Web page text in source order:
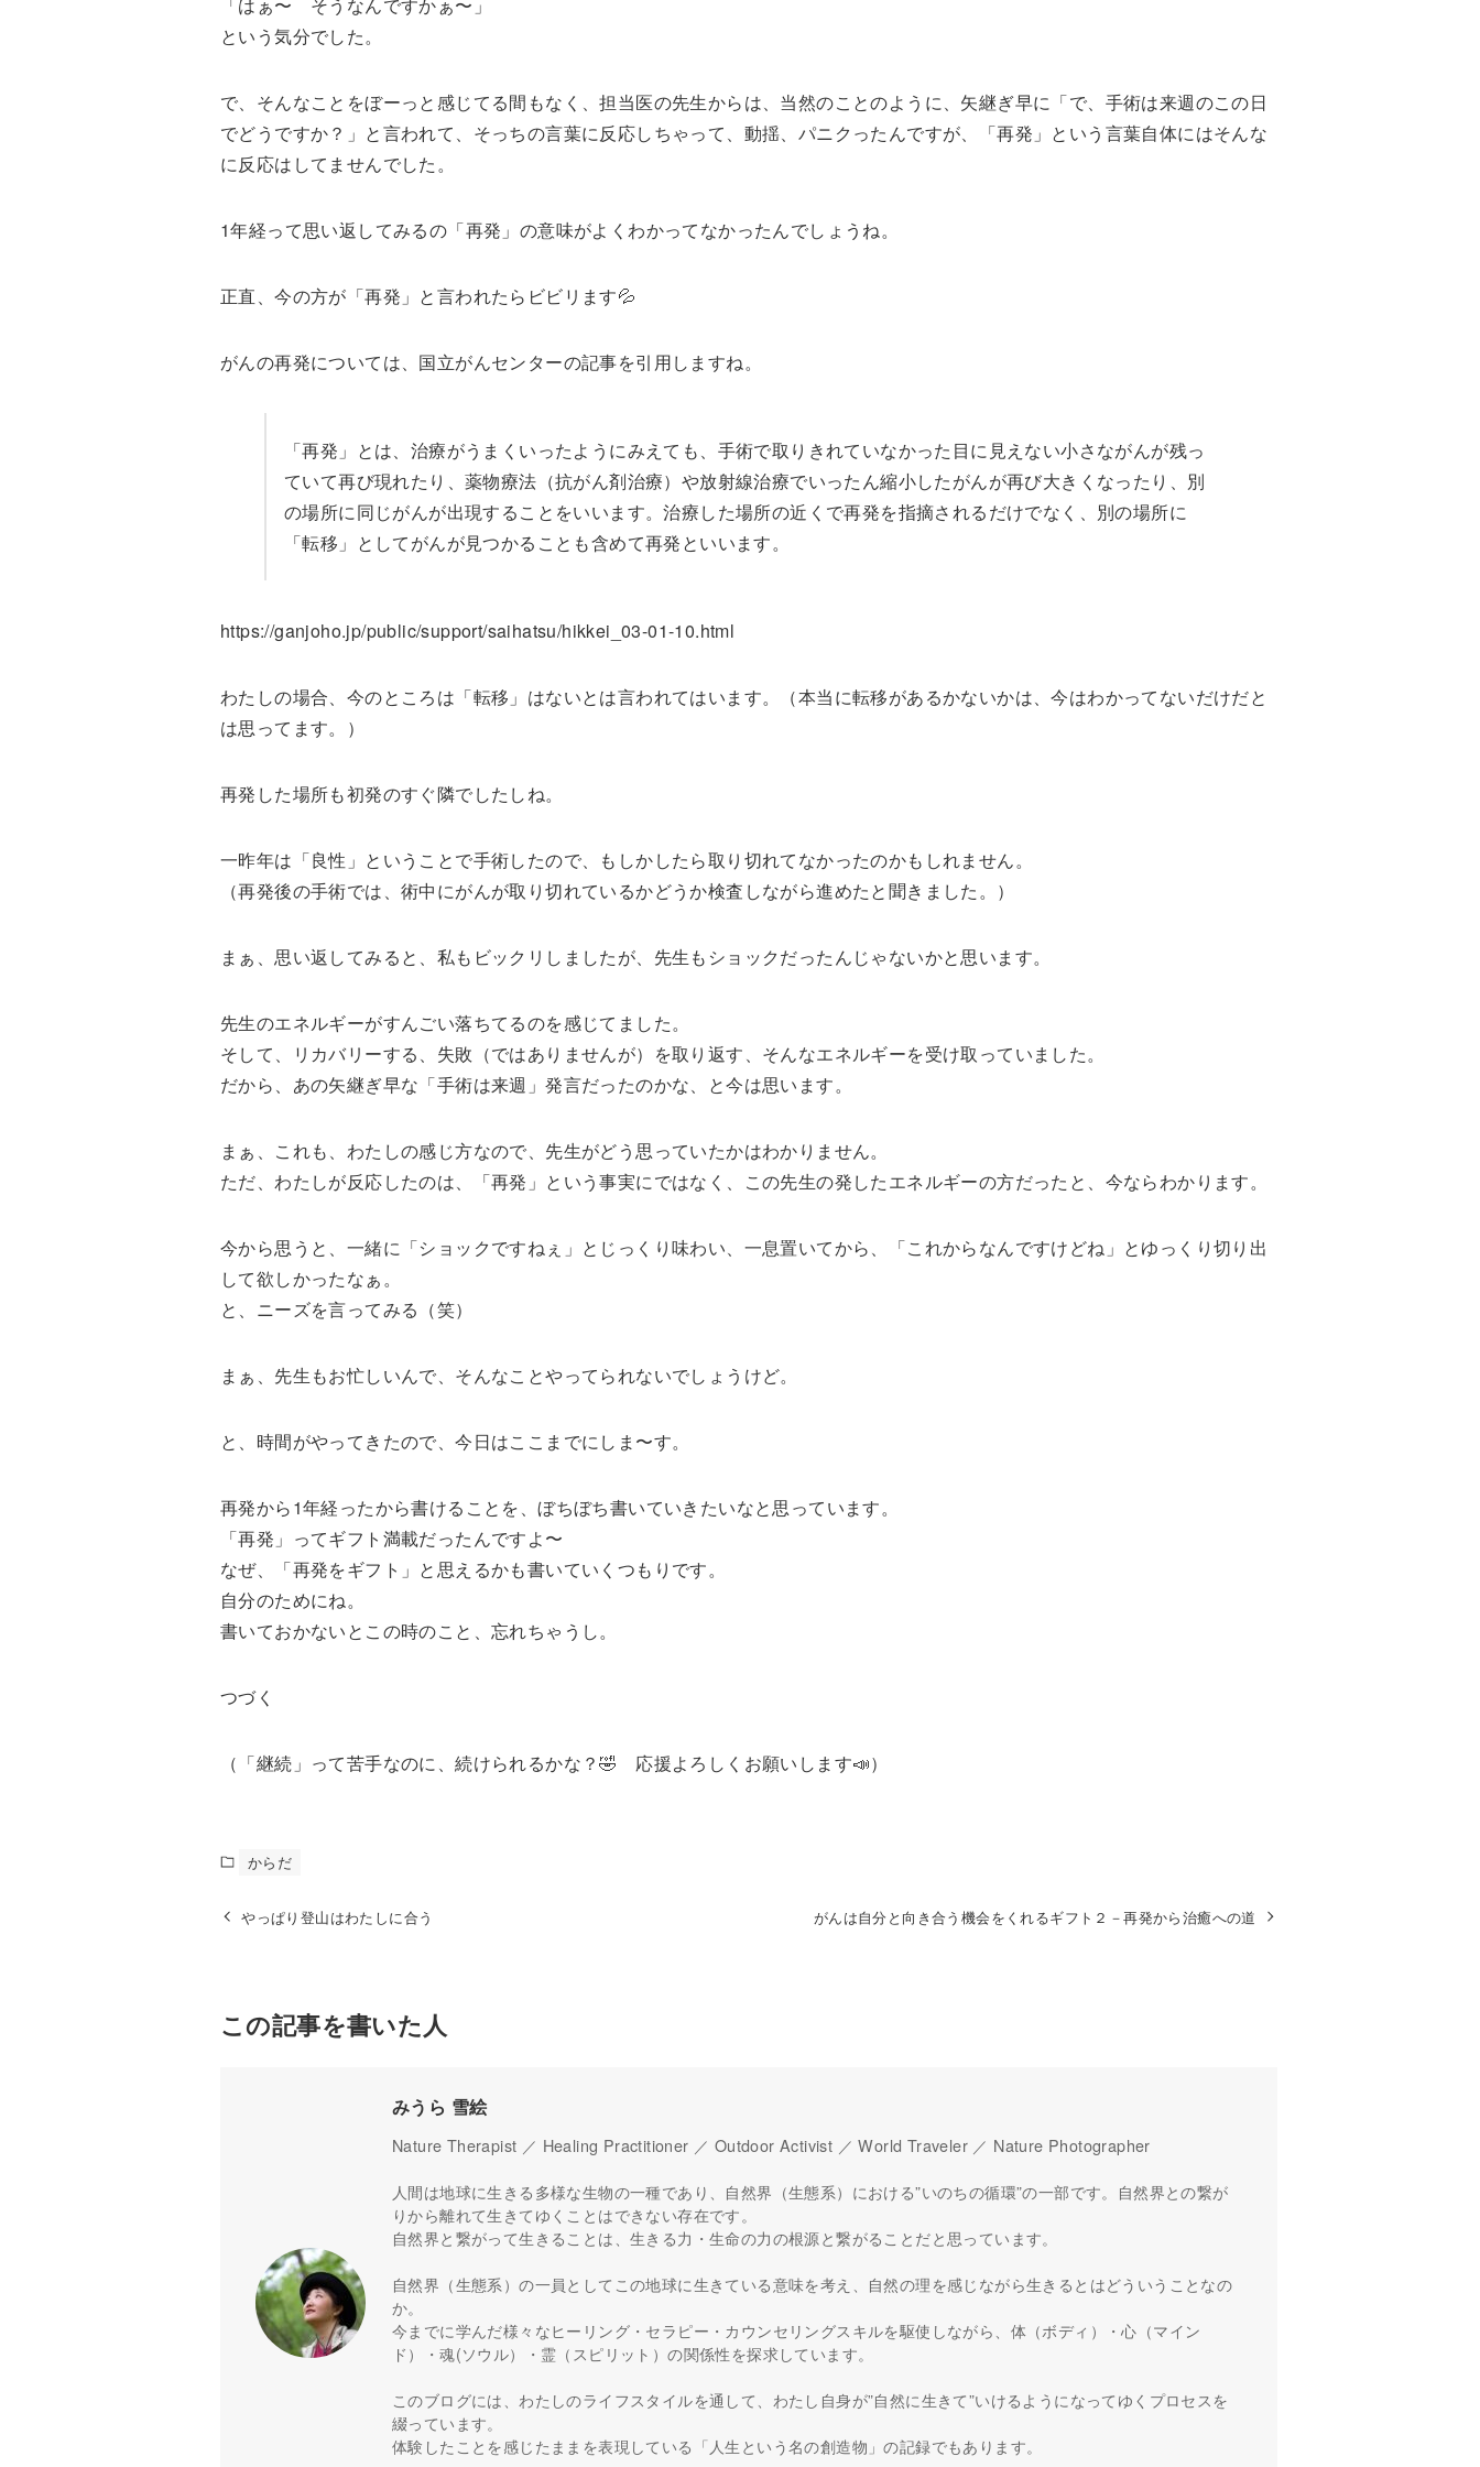
という気分でした。
で、そんなことをぼーっと感じてる間もなく、担当医の先生からは、当然のことのように、矢継ぎ早に「で、手術は来週のこの日
でどうですか？」と言われて、そっちの言葉に反応しちゃって、動揺、パニクったんですが、「再発」という言葉自体にはそんな
に反応はしてませんでした。
1年経って思い返してみるの「再発」の意味がよくわかってなかったんでしょうね。
正直、今の方が「再発」と言われたらビビリます💦
がんの再発については、国立がんセンターの記事を引用しますね。
「再発」とは、治療がうまくいったようにみえても、手術で取りきれていなかった目に見えない小さながんが残っ
ていて再び現れたり、薬物療法（抗がん剤治療）や放射線治療でいったん縮小したがんが再び大きくなったり、別
の場所に同じがんが出現することをいいます。治療した場所の近くで再発を指摘されるだけでなく、別の場所に
「転移」としてがんが見つかることも含めて再発といいます。
https://ganjoho.jp/public/support/saihatsu/hikkei_03-01-10.html
わたしの場合、今のところは「転移」はないとは言われてはいます。（本当に転移があるかないかは、今はわかってないだけだと
は思ってます。）
再発した場所も初発のすぐ隣でしたしね。
一昨年は「良性」ということで手術したので、もしかしたら取り切れてなかったのかもしれません。
（再発後の手術では、術中にがんが取り切れているかどうか検査しながら進めたと聞きました。）
まぁ、思い返してみると、私もビックリしましたが、先生もショックだったんじゃないかと思います。
先生のエネルギーがすんごい落ちてるのを感じてました。
そして、リカバリーする、失敗（ではありませんが）を取り返す、そんなエネルギーを受け取っていました。
だから、あの矢継ぎ早な「手術は来週」発言だったのかな、と今は思います。
まぁ、これも、わたしの感じ方なので、先生がどう思っていたかはわかりません。
ただ、わたしが反応したのは、「再発」という事実にではなく、この先生の発したエネルギーの方だったと、今ならわかります。
今から思うと、一緒に「ショックですねぇ」とじっくり味わい、一息置いてから、「これからなんですけどね」とゆっくり切り出
して欲しかったなぁ。
と、ニーズを言ってみる（笑）
まぁ、先生もお忙しいんで、そんなことやってられないでしょうけど。
と、時間がやってきたので、今日はここまでにしま〜す。
再発から1年経ったから書けることを、ぼちぼち書いていきたいなと思っています。
「再発」ってギフト満載だったんですよ〜
なぜ、「再発をギフト」と思えるかも書いていくつもりです。
自分のためにね。
書いておかないとこの時のこと、忘れちゃうし。
つづく
（「継続」って苦手なのに、続けられるかな？🤣 応援よろしくお願いします📣）
からだ
やっぱり登山はわたしに合う がんは自分と向き合う機会をくれるギフト２－再発から治癒への道
この記事を書いた人
みうら 雪絵
Nature Therapist ／ Healing Practitioner ／ Outdoor Activist ／ World Traveler ／ Nature Photographer
人間は地球に生きる多様な生物の一種であり、自然界（生態系）における”いのちの循環”の一部です。自然界との繋が
りから離れて生きてゆくことはできない存在です。
自然界と繋がって生きることは、生きる力・生命の力の根源と繋がることだと思っています。
自然界（生態系）の一員としてこの地球に生きている意味を考え、自然の理を感じながら生きるとはどういうことなの
か。
今までに学んだ様々なヒーリング・セラピー・カウンセリングスキルを駆使しながら、体（ボディ）・心（マイン
ド）・魂(ソウル）・霊（スピリット）の関係性を探求しています。
このブログには、わたしのライフスタイルを通して、わたし自身が”自然に生きて”いけるようになってゆくプロセスを
綴っています。
体験したことを感じたままを表現している「人生という名の創造物」の記録でもあります。